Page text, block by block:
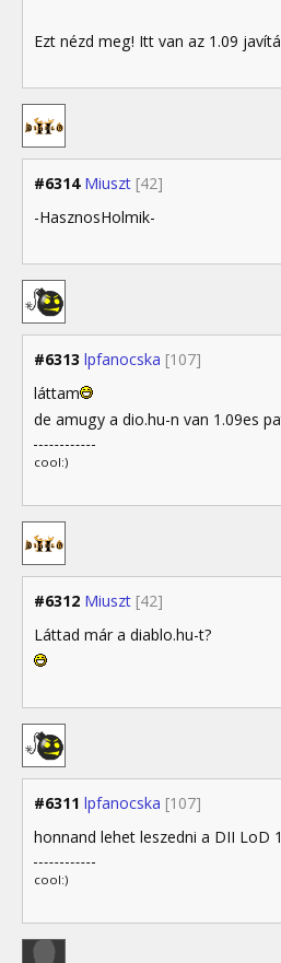
Ezt nézd meg! Itt van az 1.09
#6314 Miuszt [42]
-HasznosHolmik-
#6313 lpfanocska [107]
láttam
de amugy a dio.hu-n van 1.09es
cool:)
#6312 Miuszt [42]
Láttad már a diablo.hu-t?
#6311 lpfanocska [107]
honnand lehet leszedni a DII LoD
cool:)